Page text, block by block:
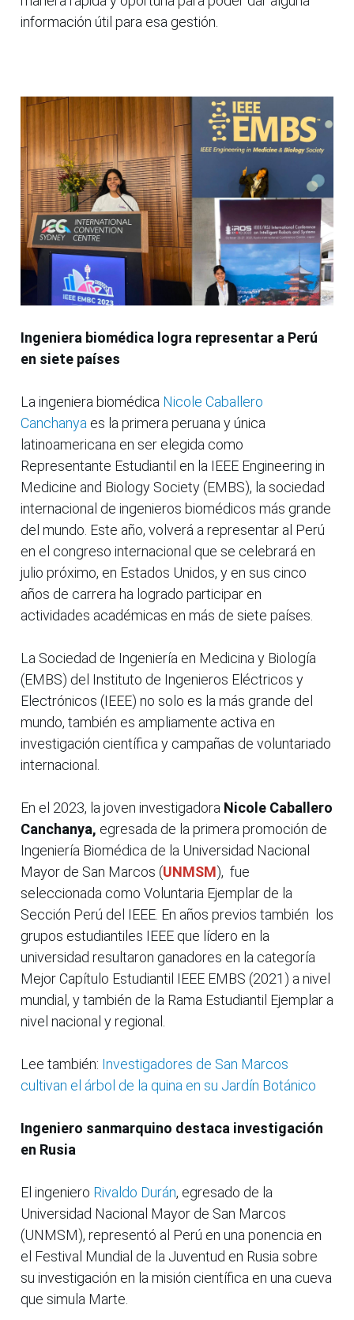
información útil para esa gestión.
Ingeniera biomédica logra representar a Perú
en siete países
La ingeniera biomédica Nicole Caballero
Canchanya es la primera peruana y única
latinoamericana en ser elegida como
Representante Estudiantil en la IEEE Engineering in
Medicine and Biology Society (EMBS), la sociedad
internacional de ingenieros biomédicos más grande
del mundo. Este año, volverá a representar al Perú
en el congreso internacional que se celebrará en
julio próximo, en Estados Unidos, y en sus cinco
años de carrera ha logrado participar en
actividades académicas en más de siete países.
La Sociedad de Ingeniería en Medicina y Biología
(EMBS) del Instituto de Ingenieros Eléctricos y
Electrónicos (IEEE) no solo es la más grande del
mundo, también es ampliamente activa en
investigación científica y campañas de voluntariado
internacional.
En el 2023, la joven investigadora Nicole Caballero
Canchanya, egresada de la primera promoción de
Ingeniería Biomédica de la Universidad Nacional
Mayor de San Marcos (UNMSM), fue
seleccionada como Voluntaria Ejemplar de la
Sección Perú del IEEE. En años previos también los
grupos estudiantiles IEEE que lídero en la
universidad resultaron ganadores en la categoría
Mejor Capítulo Estudiantil IEEE EMBS (2021) a nivel
mundial, y también de la Rama Estudiantil Ejemplar a
nivel nacional y regional.
Lee también: Investigadores de San Marcos
cultivan el árbol de la quina en su Jardín Botánico
Ingeniero sanmarquino destaca investigación
en Rusia
El ingeniero Rivaldo Durán, egresado de la
Universidad Nacional Mayor de San Marcos
(UNMSM), representó al Perú en una ponencia en
el Festival Mundial de la Juventud en Rusia sobre
su investigación en la misión científica en una cueva
que simula Marte.